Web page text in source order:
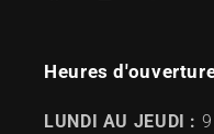
Heures
LUNDI AU JEUDI :